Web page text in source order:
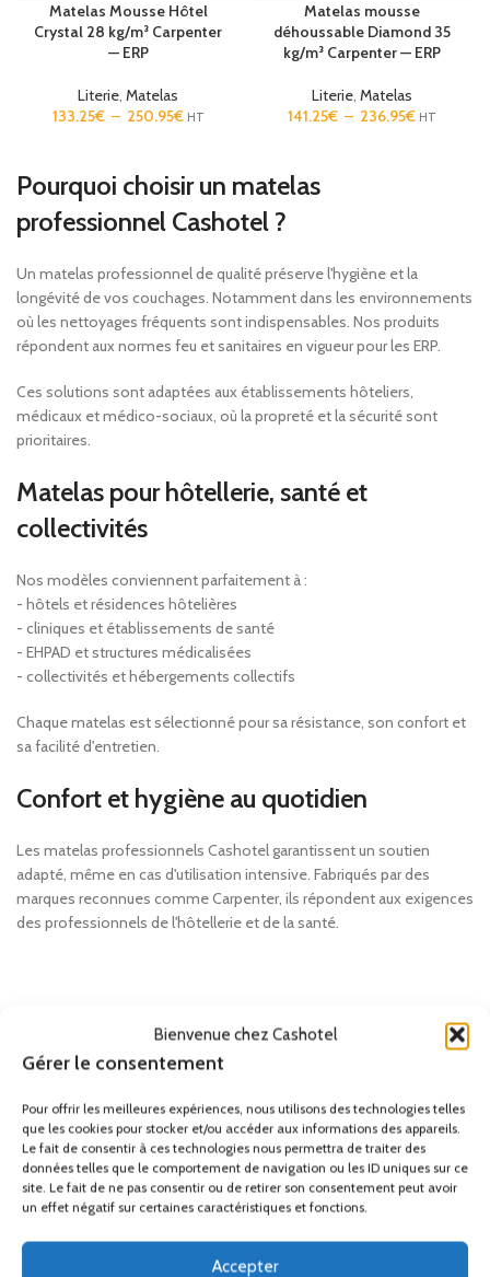
Bienvenue chez Cashotel
Gérer le consentement
Pour offrir les meilleures expériences, nous utilisons des technologies telles
que les cookies pour stocker et/ou accéder aux informations des appareils.
Le fait de consentir à ces technologies nous permettra de traiter des
données telles que le comportement de navigation ou les ID uniques sur ce
site. Le fait de ne pas consentir ou de retirer son consentement peut avoir
un effet négatif sur certaines caractéristiques et fonctions.
Accepter
Matelas Mousse Hôtel
Crystal 28 kg/m³ Carpenter
— ERP
Literie, Matelas
133.25€ – 250.95€ HT
Matelas mousse
déhoussable Diamond 35
kg/m³ Carpenter — ERP
Literie, Matelas
141.25€ – 236.95€ HT
Pourquoi choisir un matelas
professionnel Cashotel ?
Un matelas professionnel de qualité préserve l'hygiène et la
longévité de vos couchages. Notamment dans les environnements
où les nettoyages fréquents sont indispensables. Nos produits
répondent aux normes feu et sanitaires en vigueur pour les ERP.
Ces solutions sont adaptées aux établissements hôteliers,
médicaux et médico-sociaux, où la propreté et la sécurité sont
prioritaires.
Matelas pour hôtellerie, santé et
collectivités
Nos modèles conviennent parfaitement à :
- hôtels et résidences hôtelières
- cliniques et établissements de santé
- EHPAD et structures médicalisées
- collectivités et hébergements collectifs
Chaque matelas est sélectionné pour sa résistance, son confort et
sa facilité d'entretien.
Confort et hygiène au quotidien
Les matelas professionnels Cashotel garantissent un soutien
adapté, même en cas d'utilisation intensive. Fabriqués par des
marques reconnues comme Carpenter, ils répondent aux exigences
des professionnels de l'hôtellerie et de la santé.